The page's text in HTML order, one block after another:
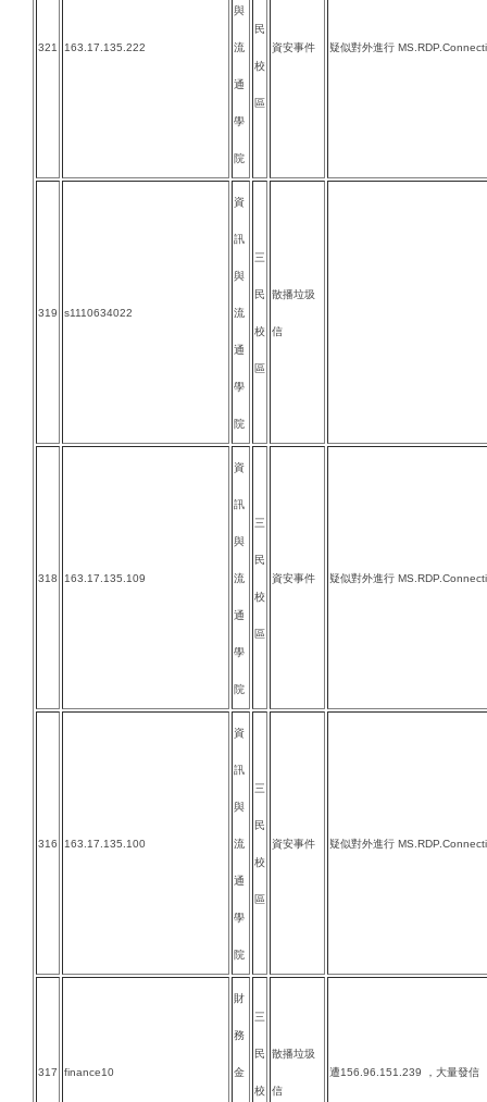
321 163.17.135.222
與
流
通
學
院
民
校
區
資安事件 疑似對外進行
319 s1110634022
資
訊
與
流
通
學
院
三
民
校
區
散播垃圾
信
318 163.17.135.109
資
訊
與
流
通
學
院
三
民
校
區
資安事件 疑似對外進行
316 163.17.135.100
資
訊
與
流
通
學
院
三
民
校
區
資安事件 疑似對外進行
317 finance10
財
務
金
三
民
校
散播垃圾
信
遭156.96.151.239 ，大量發信